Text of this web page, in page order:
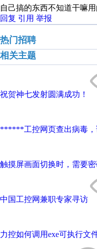
自己搞的东西不知道干嘛
回复 引用 举报
热门招聘
相关主题
祝贺神七发射圆满成功！
******工控网页查出病毒，
触摸屏画面切换时，需要密
中国工控网兼职专家寻访
力控如何调用exe可执行文